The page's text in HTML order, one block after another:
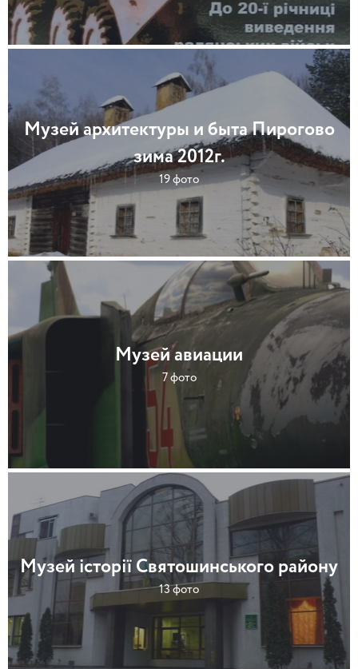
Музей архитектуры и быта Пирогово
зима 2012г.
19 фото
Музей авиации
7 фото
Музей історії Святошинського району
13 фото